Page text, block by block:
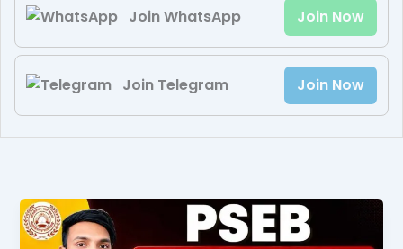
Join WhatsApp Join Now
Join Telegram Join Now